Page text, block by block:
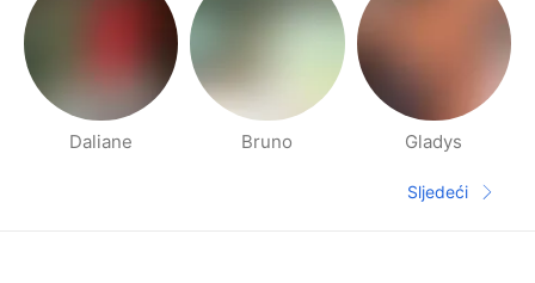
Daliane Bruno Gladys
Sljedeća
Sljedeći